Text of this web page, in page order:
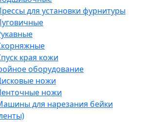
для установки фурнитуры
края кожи
оборудование
ножи
ножи
для нарезания бейки